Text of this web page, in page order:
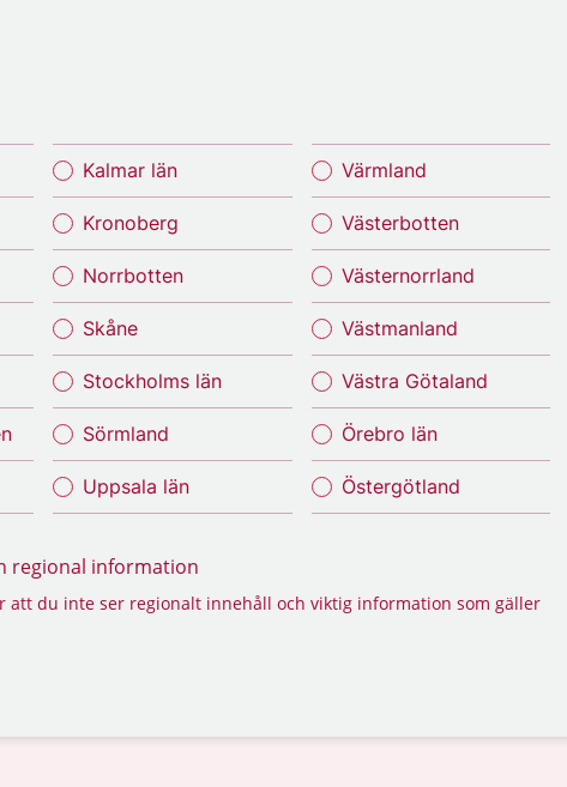
Kalmar län
Kronoberg
Norrbotten
Skåne
Stockholms län
Sörmland
Uppsala län
Värmland
Västerbotten
Västernorrland
Västmanland
Västra Götaland
Örebro län
Östergötland
regional information
att du inte ser regionalt innehåll och viktig information som gäller